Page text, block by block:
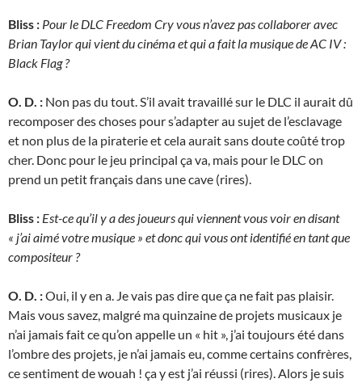
Bliss : Pour le DLC Freedom Cry vous n’avez pas collaborer avec
Brian Taylor qui vient du cinéma et qui a fait la musique de AC IV :
Black Flag ?
O. D. : Non pas du tout. S’il avait travaillé sur le DLC il aurait dû
recomposer des choses pour s’adapter au sujet de l’esclavage
et non plus de la piraterie et cela aurait sans doute coûté trop
cher. Donc pour le jeu principal ça va, mais pour le DLC on
prend un petit français dans une cave (rires).
Bliss : Est-ce qu’il y a des joueurs qui viennent vous voir en disant
« j’ai aimé votre musique » et donc qui vous ont identifié en tant que
compositeur ?
O. D. :Oui, il y en a. Je vais pas dire que ça ne fait pas plaisir.
Mais vous savez, malgré ma quinzaine de projets musicaux je
n’ai jamais fait ce qu’on appelle un « hit », j’ai toujours été dans
l’ombre des projets, je n’ai jamais eu, comme certains confrères,
ce sentiment de wouah ! ça y est j’ai réussi (rires). Alors je suis